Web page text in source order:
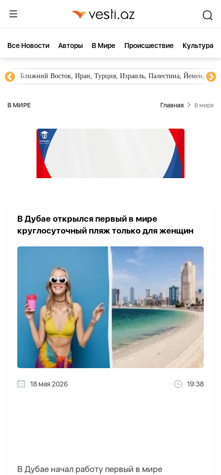
Все Новости Aвторы В Мире Происшествие Культура
Ближний Восток, Иран, Турция, Израиль, Палестина, Йемен,
В МИРЕ Главная В мире
В Дубае открылся первый в мире
круглосуточный пляж только для женщин
18 мая 2026 19:38
В Дубае начал работу первый в мире